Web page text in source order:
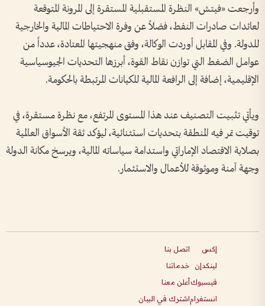
وأرجعت «فيتش» النظرة المستقبلية المستقرة إلى المرونة المتوقعة
لعائدات صادرات النفط، فضلاً عن وفرة الاحتياطات المالية والخارجية
للدولة. وفي المقابل أوردت الوكالة، وفق منهجيتها المعتادة، عدداً من
عوامل الضغط التي توازن نقاط القوة، أبرزها التحديات الجيوسياسية
الإقليمية، إضافة إلى الرافعة المالية للكيانات المرتبطة بالحكومة.
ويأتي تثبيت التصنيف عند هذا المستوى المرتفع، مع نظرة مستقرة، في
توقيت تمر فيه المنطقة بتحديات استثنائية، ليؤكد ثقة الأسواق العالمية
بصلابة الاقتصاد الإماراتي واستدامة سياساته المالية، ويرسخ مكانة الدولة
وجهة آمنة وموثوقة للأعمال والاستثمار.
إكس
لينكدإن
فيسبوك
انستغرام
اتصل بنا
خدماتنا
أعلن معنا
اشترك في البيان